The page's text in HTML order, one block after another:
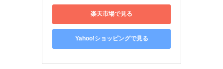
楽天市場で見る
Yahoo!ショッピングで見る